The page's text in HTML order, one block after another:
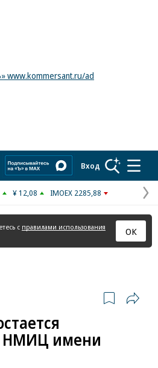
www.kommersant.ru/ad
Вход
¥ 12,08 IMOEX 2285,88
с правилами использования
ОК
НМИЦ имени